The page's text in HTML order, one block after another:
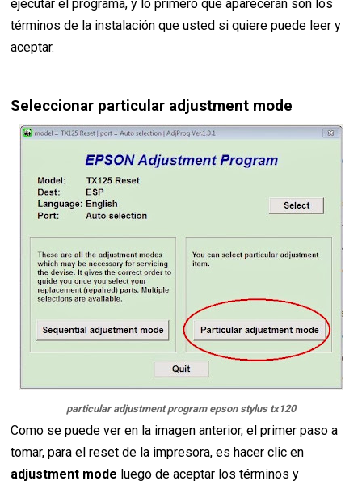
ejecutar el programa, y lo primero que aparecerán son los
términos de la instalación que usted si quiere puede leer y
aceptar.
Seleccionar particular adjustment mode
particular adjustment program epson stylus tx120
Como se puede ver en la imagen anterior, el primer paso a
tomar, para el reset de la impresora, es hacer clic en
adjustment mode luego de aceptar los términos y